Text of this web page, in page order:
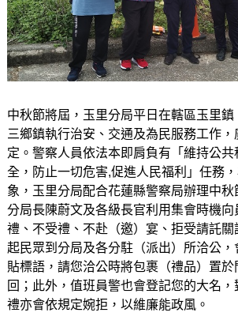
中秋節將屆，玉里分局平日在轄區玉里
三鄉鎮執行治安、交通及為民服務工作
定。警察人員依法本即肩負有「維持公
全，防止一切危害,促進人民福利」任務
象，玉里分局配合花蓮縣警察局辦理中秋
分局長陳蔚文及各級長官利用集會時機向
禮、不受禮、不赴（邀）宴、拒受請託關
起民眾到分局及各分駐（派出）所洽公
貼標語，請您洽公時將包裹（禮品）置於
回；此外，值班員警也會登記您的大名
禮亦會依規定婉拒，以維廉能政風。